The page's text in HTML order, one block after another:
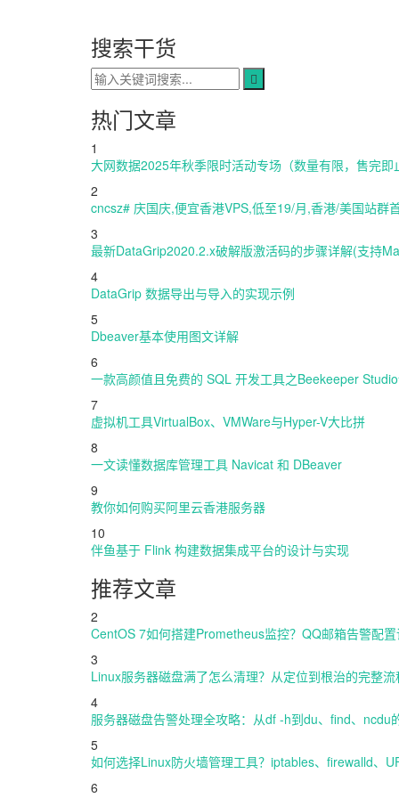
搜索干货
热门文章
1
大网数据2025年秋季限时活动专场（数量有限，售完
2
cncsz# 庆国庆,便宜香港VPS,低至19/月,香港/美国站
3
最新DataGrip2020.2.x破解版激活码的步骤详解(支持
4
DataGrip 数据导出与导入的实现示例
5
Dbeaver基本使用图文详解
6
一款高颜值且免费的 SQL 开发工具之Beekeeper
7
虚拟机工具VirtualBox、VMWare与Hyper-V大比拼
8
一文读懂数据库管理工具 Navicat 和 DBeaver
9
教你如何购买阿里云香港服务器
10
伴鱼基于 Flink 构建数据集成平台的设计与实现
推荐文章
2
CentOS 7如何搭建Prometheus监控？QQ邮箱告警配
3
Linux服务器磁盘满了怎么清理？从定位到根治的完整
4
服务器磁盘告警处理全攻略：从df -h到du、find、ncdu
5
如何选择Linux防火墙管理工具？iptables、firewalld、
6